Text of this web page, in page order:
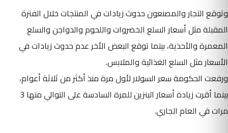
وتوقع التجار والمصنعون حدوث زيادات في المنتجات خلال الفترة
المقبلة مثل أسعار السلع الخضروات واللحوم والدواجن والسلع
المعمرة والأحذية، بينما توقع البعض الأخر عدم حدوث زيادات في
الأسعار مثل السلع الغذائية والملابس.
ورفعت الحكومة سعر السولار لأول مرة منذ أكثر من ثلاثة أعوام،
بينما أقرت زيادة أسعار البنزين للمرة السادسة على التوالي منها 3
مرات في العام الجاري.